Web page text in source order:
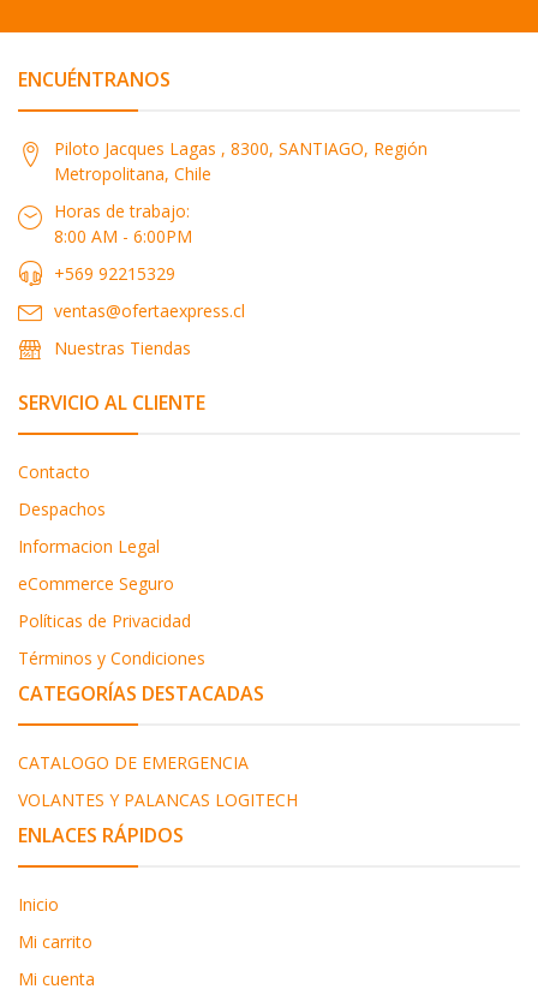
ENCUÉNTRANOS
Piloto Jacques Lagas , 8300, SANTIAGO, Región
Metropolitana, Chile
Horas de trabajo:
8:00 AM - 6:00PM
+569 92215329
ventas@ofertaexpress.cl
Nuestras Tiendas
SERVICIO AL CLIENTE
Contacto
Despachos
Informacion Legal
eCommerce Seguro
Políticas de Privacidad
Términos y Condiciones
CATEGORÍAS DESTACADAS
CATALOGO DE EMERGENCIA
VOLANTES Y PALANCAS LOGITECH
ENLACES RÁPIDOS
Inicio
Mi carrito
Mi cuenta